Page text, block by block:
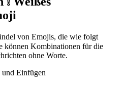
von Emojis, die wie folgt
können Kombinationen für die
ohne Worte.
Einfügen